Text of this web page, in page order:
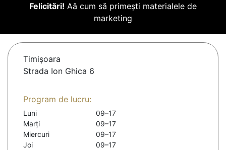
Felicitări! Aă cum să primești materialele de
marketing
Timişoara
Strada Ion Ghica 6
Program de lucru:
Luni
09–17
Marți
09–17
Miercuri
09–17
Joi
09–17